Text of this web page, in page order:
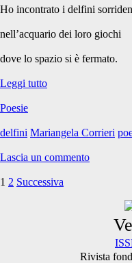
Ho incontrato i delfini
nell’acquario dei loro giochi
dove lo spazio si è fermato.
Leggi tuttoPoesia:
Poesie
delfini Mariangela Corrieri
Lascia un commento
Paginazione
1 2 Successiva
Rivista